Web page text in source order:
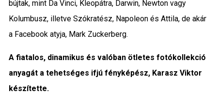
bújtak, mint Da Vinci, Kleopátra, Darwin, Newton vagy
Kolumbusz, illetve Szókratész, Napoleon és Attila, de akár
a Facebook atyja, Mark Zuckerberg.
A fiatalos, dinamikus és valóban ötletes fotókollekció
anyagát a tehetséges ifjú fényképész, Karasz Viktor
készítette.